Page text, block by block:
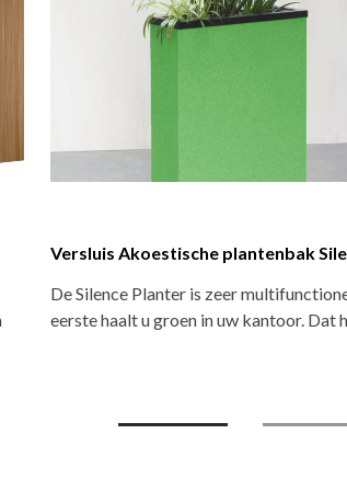
Versluis Akoestisch behang
Versluis Akoestisch behang dempt het
ruimte en verbeterd zo de akoestiek.